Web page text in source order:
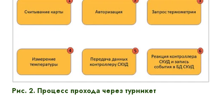
Рис. 2. Процесс прохода через турникет